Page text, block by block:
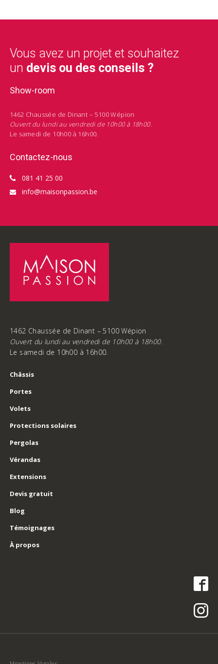
Vous avez un projet et souhaitez
un devis ou des conseils ?
Show-room
1462 Chaussée de Dinant – 5100 Wépion
Ouvert du lundi au vendredi de 10h00 à 18h00.
Le samedi de 10h00 à 16h00.
Contactez-nous
081 41 25 00
info@maisonpassion.be
1462 Chaussée de Dinant – 5100 Wépion
Ouvert du lundi au vendredi de 10h00 à 18h00.
Le samedi de 10h00 à 16h00.
Châssis
Portes
Volets
Protections solaires
Pergolas
Vérandas
Extensions
Devis gratuit
Blog
Témoignages
À propos